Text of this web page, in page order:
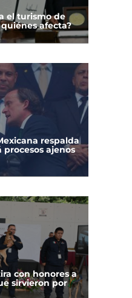
el turismo de
afecta?
respalda
ajenos
con honores a
sirvieron por